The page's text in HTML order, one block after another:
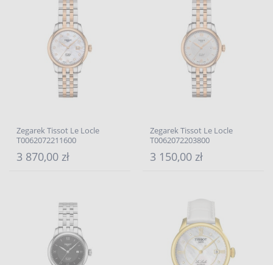
Zegarek Tissot Le Locle
T0062072211600
3 870,00 zł
Zegarek Tissot Le Locle
T0062072203800
3 150,00 zł